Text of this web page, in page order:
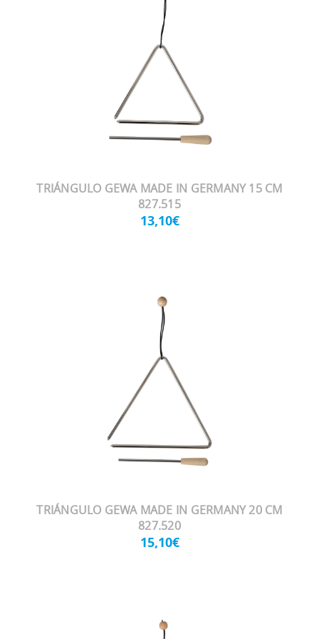
TRIÁNGULO GEWA MADE IN GERMANY 15 CM
827.515
13,10€
TRIÁNGULO GEWA MADE IN GERMANY 20 CM
827.520
15,10€